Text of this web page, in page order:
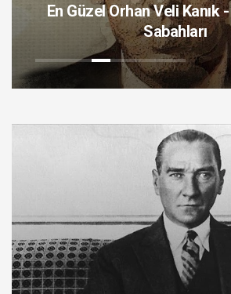
En Güzel Orhan Veli Kanık
Sabahları